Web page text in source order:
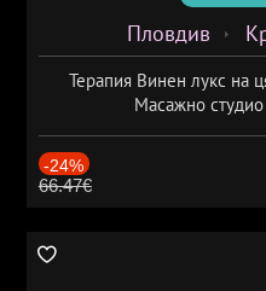
Пловдив
Терапия Винен лукс на
Масажно
-24%
66.47€